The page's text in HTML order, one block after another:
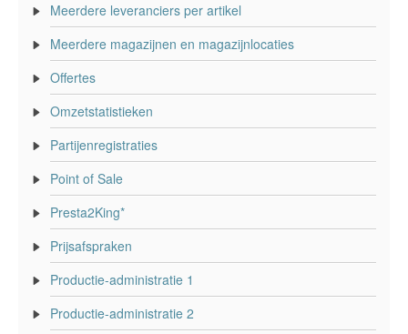
Meerdere leveranciers per artikel
Meerdere magazijnen en magazijnlocaties
Offertes
Omzetstatistieken
Partijenregistraties
Point of Sale
Presta2King*
Prijsafspraken
Productie-administratie 1
Productie-administratie 2